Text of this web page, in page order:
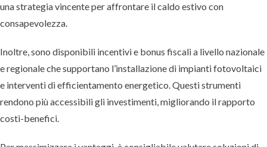
una strategia vincente per affrontare il caldo estivo con
consapevolezza.
Inoltre, sono disponibili incentivi e bonus fiscali a livello nazionale
e regionale che supportano l’installazione di impianti fotovoltaici
e interventi di efficientamento energetico. Questi strumenti
rendono più accessibili gli investimenti, migliorando il rapporto
costi-benefici.